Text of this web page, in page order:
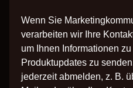
Wenn Sie
verarbeiten wir Ihre
um Ihnen Informationen
Produktupdates zu
jederzeit abmelden, z. B.